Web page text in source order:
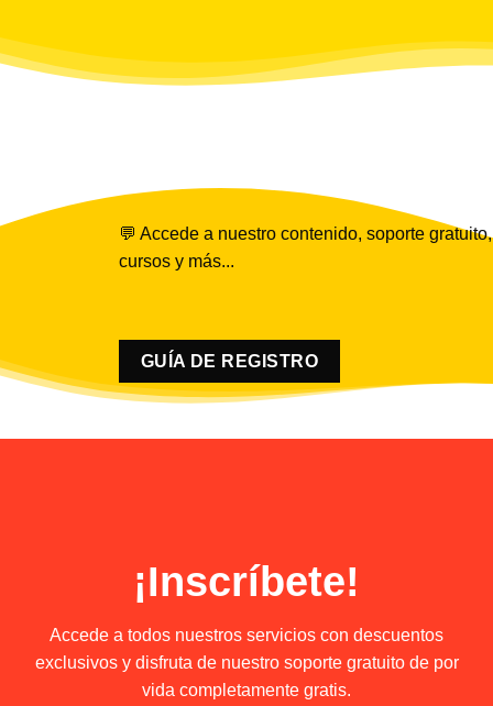
💬 Accede a nuestro contenido, soporte gratuito,
cursos y más...
GUÍA DE REGISTRO
¡Inscríbete!
Accede a todos nuestros servicios con descuentos
exclusivos y disfruta de nuestro soporte gratuito de por
vida completamente gratis.